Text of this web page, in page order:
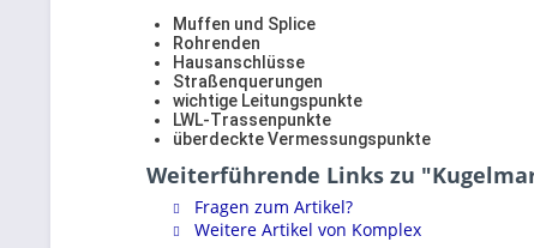
Muffen und Splice
Rohrenden
Hausanschlüsse
Straßenquerungen
wichtige Leitungspunkte
LWL-Trassenpunkte
überdeckte Vermessungspunkte
Weiterführende Links zu
Fragen zum Artikel?
Weitere Artikel von Komplex